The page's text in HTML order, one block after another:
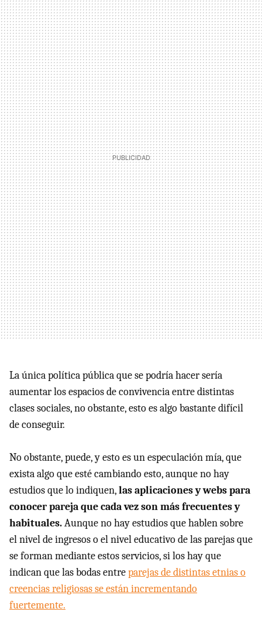
La única política pública que se podría hacer sería
aumentar los espacios de convivencia entre distintas
clases sociales, no obstante, esto es algo bastante difícil
de conseguir.
No obstante, puede, y esto es un especulación mía, que
exista algo que esté cambiando esto, aunque no hay
estudios que lo indiquen,las aplicaciones y webs para
conocer pareja que cada vez son más frecuentes y
habituales.Aunque no hay estudios que hablen sobre
el nivel de ingresos o el nivel educativo de las parejas que
se forman mediante estos servicios, si los hay que
indican que las bodas entreparejas de distintas etnias o
creencias religiosas se están incrementando
fuertemente.